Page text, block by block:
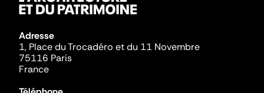
Adresse
1, Place du Trocadéro et du 11 Novembre
75116 Paris
France